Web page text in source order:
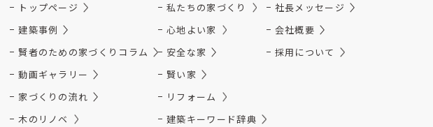
トップページ
建築事例
賢者のための家づくりコラム
動画ギャラリー
家づくりの流れ
木のリノベ
私たちの家づくり
心地よい家
安全な家
賢い家
リフォーム
建築キーワード辞典
社長メッセージ
会社概要
採用について